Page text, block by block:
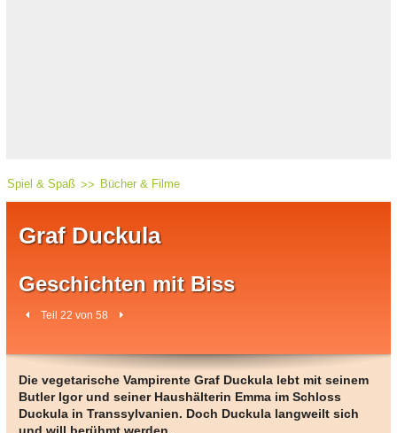
Spiel & Spaß Bücher & Filme
Graf Duckula
Geschichten mit Biss
Teil 22 von 58
Die vegetarische Vampirente Graf Duckula lebt mit seinem
Butler Igor und seiner Haushälterin Emma im Schloss
Duckula in Transsylvanien. Doch Duckula langweilt sich